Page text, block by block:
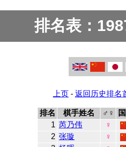
排名表：
上页 - 返回历史排名
排名 棋手姓名 ♂♀
1 芮乃伟 ♀
2 张璇 ♀